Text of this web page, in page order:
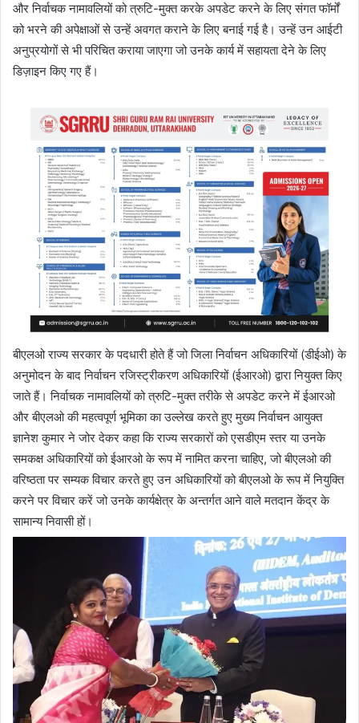
और निर्वाचक नामावलियों को त्रुटि-मुक्त करके अपडेट करने के लिए संगत फॉर्मों
को भरने की अपेक्षाओं से उन्हें अवगत कराने के लिए बनाई गई है। उन्हें उन आईटी
अनुप्रयोगों से भी परिचित कराया जाएगा जो उनके कार्य में सहायता देने के लिए
डिज़ाइन किए गए हैं।
बीएलओ राज्य सरकार के पदधारी होते हैं जो जिला निर्वाचन अधिकारियों (डीईओ) के
अनुमोदन के बाद निर्वाचन रजिस्ट्रीकरण अधिकारियों (ईआरओ) द्वारा नियुक्त किए
जाते हैं। निर्वाचक नामावलियों को त्रुटि-मुक्त तरीके से अपडेट करने में ईआरओ
और बीएलओ की महत्वपूर्ण भूमिका का उल्लेख करते हुए मुख्य निर्वाचन आयुक्त
ज्ञानेश कुमार ने जोर देकर कहा कि राज्य सरकारों को एसडीएम स्तर या उनके
समकक्ष अधिकारियों को ईआरओ के रूप में नामित करना चाहिए, जो बीएलओ की
वरिष्ठता पर सम्यक विचार करते हुए उन अधिकारियों को बीएलओ के रूप में नियुक्ति
करने पर विचार करें जो उनके कार्यक्षेत्र के अन्तर्गत आने वाले मतदान केंद्र के
सामान्य निवासी हों।